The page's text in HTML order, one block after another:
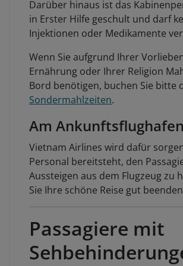
Darüber hinaus ist das
in Erster Hilfe geschult und darf
Injektionen oder Medikamente
Wenn Sie aufgrund Ihrer
Ernährung oder Ihrer Religion
Bord benötigen, buchen Sie bitte
Sondermahlzeiten.
Am Ankunftsflughafen
Vietnam Airlines wird dafür
Personal bereitsteht, den
Aussteigen aus dem Flugzeug zu
Sie Ihre schöne Reise gut
Passagiere mit